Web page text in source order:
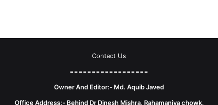
Contact Us
==================
Owner And Editor:- Md. Aquib Javed
Office Address:- Behind Dr Dinesh Mishra, Rahamaniya chowk,